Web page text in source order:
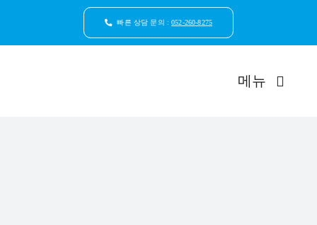
빠른 상담 문의 :052-260-8275
메뉴